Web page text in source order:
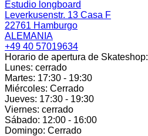
Estudio longboard
Leverkusenstr. 13 Casa F
22761 Hamburgo
ALEMANIA
+49 40 57019634
Horario de apertura de Skateshop:
Lunes: cerrado
Martes: 17:30 - 19:30
Miércoles: Cerrado
Jueves: 17:30 - 19:30
Viernes: cerrado
Sábado: 12:00 - 16:00
Domingo: Cerrado